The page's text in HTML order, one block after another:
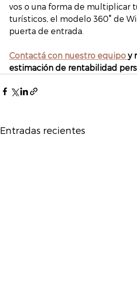
vos o una forma de multiplicar
turísticos, el modelo 360° de
puerta de entrada.
Contactá con nuestro equipo y
estimación de rentabilidad
Entradas recientes